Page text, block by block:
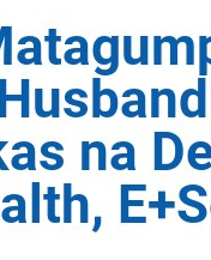
na